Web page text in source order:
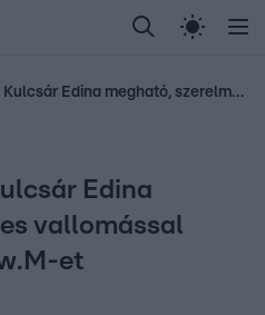
Randi Celeb vagyok,
Most Wanted Gallusz
Napi romantika: Kulcsár Edina megható, szerelmes vallomással köszöntötte fel G.w.M-et
Edina
vallomással
et